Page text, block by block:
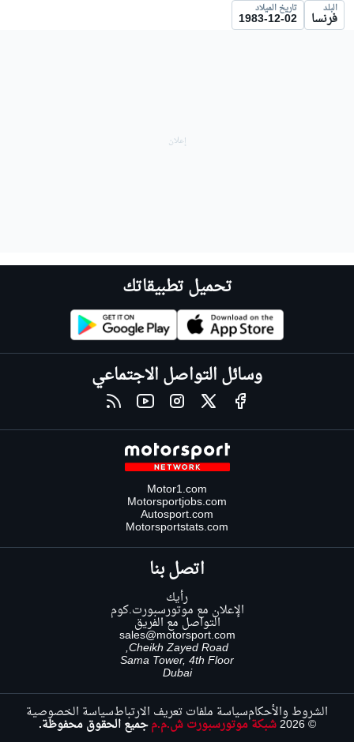
البلد
فرنسا
تاريخ الميلاد
1983-12-02
تحميل تطبيقاتك
وسائل التواصل الاجتماعي
Motor1.com
Motorsportjobs.com
Autosport.com
Motorsportstats.com
اتصل بنا
رأيك
الإعلان مع موتورسبورت.كوم
التواصل مع الفريق
sales@motorsport.com
Cheikh Zayed Road,
Sama Tower, 4th Floor
Dubai
© 2026 شبكة موتورسبورت ش.م.م جميع الحقوق محفوظة.
الشروط والأحكامسياسة ملفات تعريف الارتباطسياسة الخصوصية